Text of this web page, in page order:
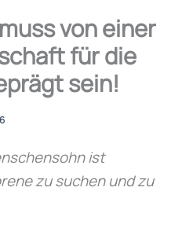
von einer
für die
sein!
ist
zu suchen und zu